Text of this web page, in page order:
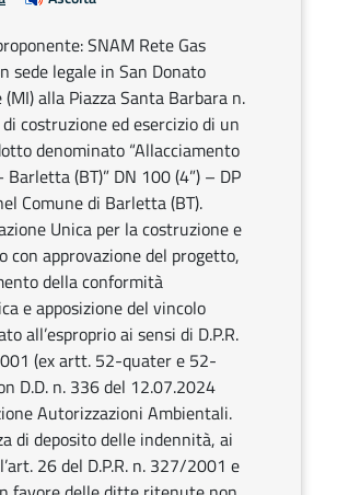
SNAM Rete Gas
sede legale in San Donato
(MI) alla Piazza Santa Barbara n.
costruzione ed esercizio di un
denominato “Allacciamento
Barletta (BT)” DN 100 (4”) – DP
Comune di Barletta (BT).
Unica per la costruzione e
con approvazione del progetto,
della conformità
e apposizione del vincolo
all’esproprio ai sensi di D.P.R.
(ex artt. 52-quater e 52-
D.D. n. 336 del 12.07.2024
Autorizzazioni Ambientali.
di deposito delle indennità, ai
26 del D.P.R. n. 327/2001 e